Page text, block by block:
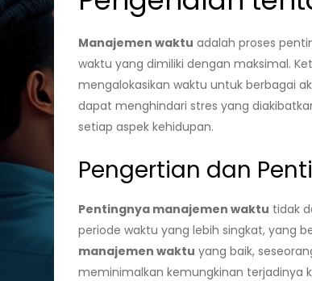
Manajemen waktu adalah proses
waktu yang dimiliki dengan maksimal.
mengalokasikan waktu untuk berbagai
dapat menghindari stres yang
setiap aspek kehidupan.
Pengertian dan
Pentingnya manajemen waktu tidak
periode waktu yang lebih singkat, yang
manajemen waktu yang baik,
meminimalkan kemungkinan terjadinya